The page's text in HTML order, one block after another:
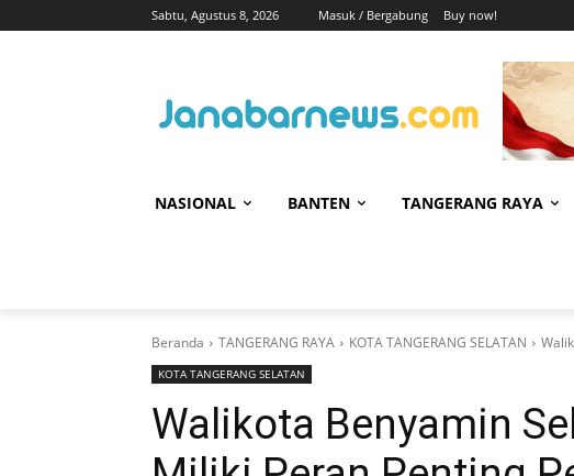
Sabtu, Agustus 8, 2026 Masuk / Bergabung Buy now!
NASIONAL BANTEN TANGERANG RAYA
Beranda TANGERANG RAYA KOTA TANGERANG SELATAN
KOTA TANGERANG SELATAN
Walikota Benyamin